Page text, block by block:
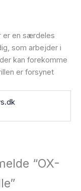
er en særdeles
som arbejder i
kan forekomme
er forsynet
“OX-